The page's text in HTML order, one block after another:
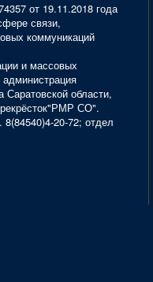
от 19.11.2018 года
связи,
коммуникаций
и массовых
Саратовской области,
СО".
20-72; отдел